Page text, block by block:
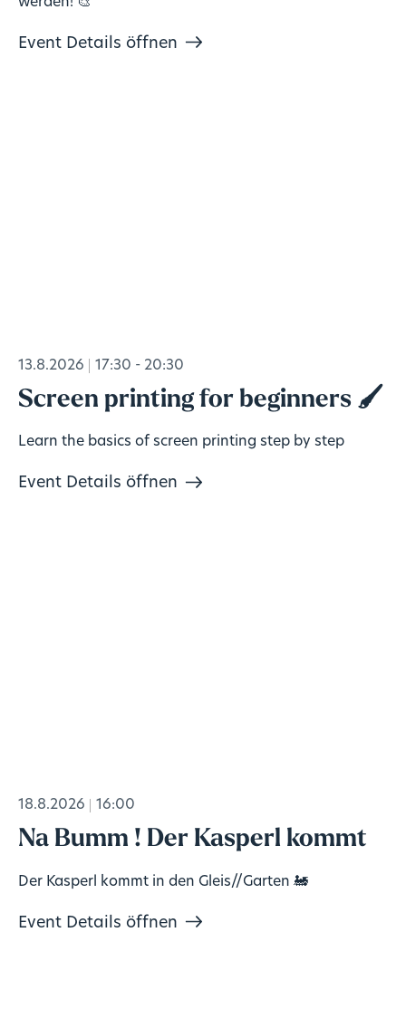
Event Details öffnen
13.8.2026 17:30 - 20:30
Screen printing for beginners 🖌️
Learn the basics of screen printing step by step
Event Details öffnen
18.8.2026 16:00
Na Bumm ! Der Kasperl kommt
Der Kasperl kommt in den Gleis//Garten 🚂
Event Details öffnen